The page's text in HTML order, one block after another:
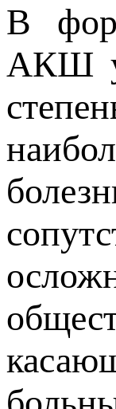
В
АКШ у